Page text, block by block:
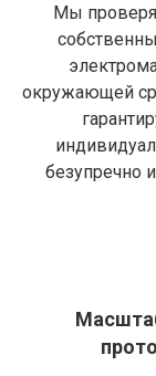
Мы
окружающей
безупречно